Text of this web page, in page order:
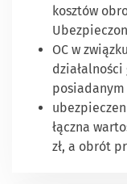
kosztów
OC w
działalności
łączna
zł, a obrót